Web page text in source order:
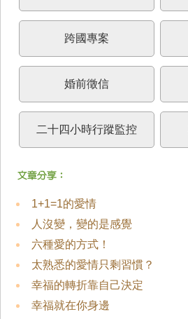
跨國專案
婚前徵信
二十四小時行蹤監控
1+1=1的愛情
人沒變，變的是感覺
六種愛的方式！
太熟悉的愛情只剩習慣？
幸福的轉折靠自己決定
幸福就在你身邊